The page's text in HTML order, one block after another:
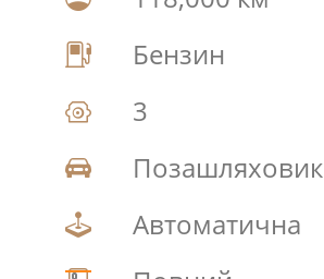
Бензин
3
Позашляховик
Автоматична